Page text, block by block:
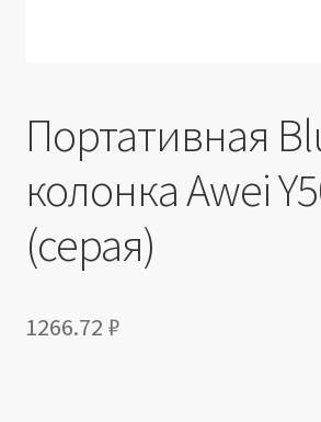
Портативная
колонка Awei
(серая)
1266.72 ₽